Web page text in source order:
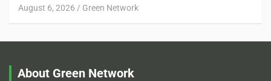
August 6, 2026 Green Network
About Green Network